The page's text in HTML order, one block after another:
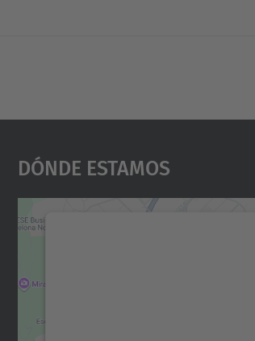
Dónde Estamos